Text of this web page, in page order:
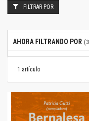
1 artículo
FILTRAR POR
AHORA FILTRANDO POR